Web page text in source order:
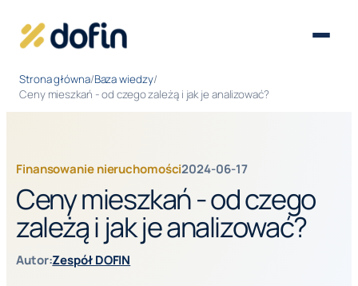
Otwórz
Strona główna/Baza wiedzy/
Ceny mieszkań - od czego zależą i jak je analizować?
Finansowanie nieruchomości2024-06-17
Ceny mieszkań - od czego
zależą i jak je analizować?
Autor:Zespół DOFIN